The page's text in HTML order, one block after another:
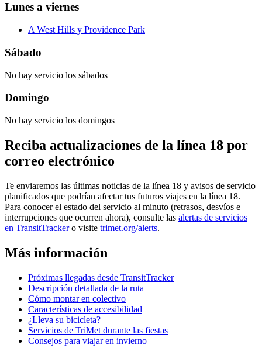
Lunes a viernes
A West Hills y Providence Park
Sábado
No hay servicio los sábados
Domingo
No hay servicio los domingos
Reciba actualizaciones de la línea 18 por
correo electrónico
Te enviaremos las últimas noticias de la línea 18 y avisos de servicio
planificados que podrían afectar tus futuros viajes en la línea 18.
Para conocer el estado del servicio al minuto (retrasos, desvíos e
interrupciones que ocurren ahora), consulte las alertas de servicios
en TransitTrackero visite trimet.org/alerts.
Más información
Próximas llegadas desde TransitTracker
Descripción detallada de la ruta
Cómo montar en colectivo
Características de accesibilidad
¿Lleva su bicicleta?
Servicios de TriMet durante las fiestas
Consejos para viajar en invierno